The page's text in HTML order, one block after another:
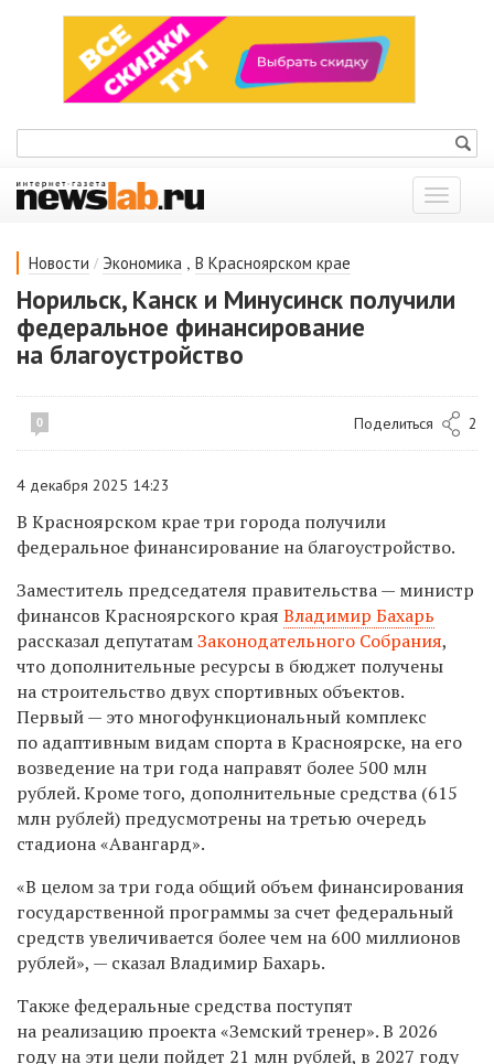
Показать
меню
Новости / Экономика , В Красноярском крае
Норильск, Канск и Минусинск получили
федеральное финансирование
на благоустройство
0 Поделиться 2
4 декабря 2025 14:23
В Красноярском крае три города получили
федеральное финансирование на благоустройство.
Заместитель председателя правительства — министр
финансов Красноярского края Владимир Бахарь
рассказал депутатамЗаконодательного Собрания,
что дополнительные ресурсы в бюджет получены
на строительство двух спортивных объектов.
Первый — это многофункциональный комплекс
по адаптивным видам спорта в Красноярске, на его
возведение на три года направят более 500 млн
рублей. Кроме того, дополнительные средства (615
млн рублей) предусмотрены на третью очередь
стадиона «Авангард».
«В целом за три года общий объем финансирования
государственной программы за счет федеральный
средств увеличивается более чем на 600 миллионов
рублей», — сказал Владимир Бахарь.
Также федеральные средства поступят
на реализацию проекта «Земский тренер». В 2026
году на эти цели пойдет 21 млн рублей, в 2027 году